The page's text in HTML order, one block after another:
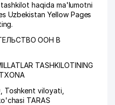
haqida ma'lumotni
Uzbekistan Yellow Pages
ООН В
TASHKILOTINING
Toshkent viloyati
TARAS